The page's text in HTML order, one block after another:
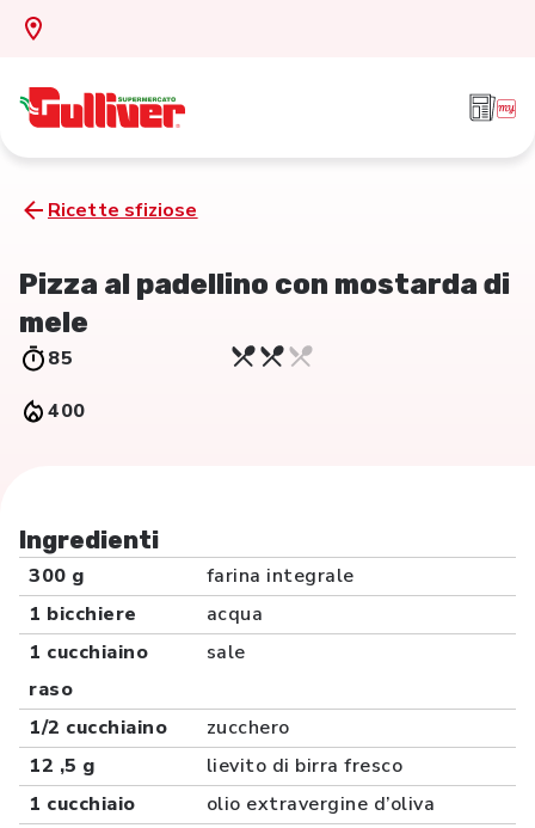
Ricette sfiziose
Pizza al padellino con mostarda di
mele
85
400
Ingredienti
300 g
farina integrale
1 bicchiere
acqua
1 cucchiaino
raso
sale
1/2 cucchiaino
zucchero
12 ,5 g
lievito di birra fresco
1 cucchiaio
olio extravergine d’oliva